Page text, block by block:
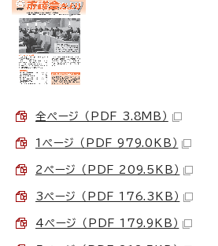
全ページ （PDF 3.8MB）
1ページ （PDF 979.0KB）
2ページ （PDF 209.5KB）
3ページ （PDF 176.3KB）
4ページ （PDF 179.9KB）